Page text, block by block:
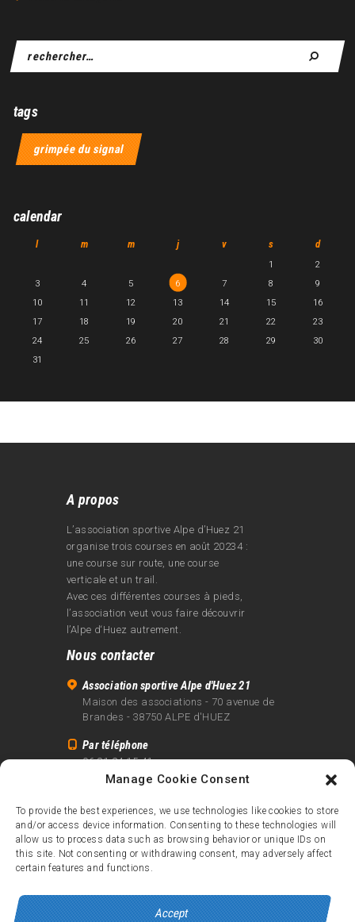
Manage Cookie Consent
To provide the best experiences, we use technologies like cookies to store
and/or access device information. Consenting to these technologies will
allow us to process data such as browsing behavior or unique IDs on
this site. Not consenting or withdrawing consent, may adversely affect
certain features and functions.
Accept
tags
grimpée du signal
calendar
l m m j v s d
1
2
3
4 5 6 7 8
9
10
11 12 13 14 15
16
17
18 19 20 21 22
23
24
25 26 27 28 29
30
31
A propos
L’association sportive Alpe d’Huez 21
organise trois courses en août 20234 :
une course sur route, une course
verticale et un trail.
Avec ces différentes courses à pieds,
l’association veut vous faire découvrir
l’Alpe d‘Huez autrement.
Nous contacter
Association sportive Alpe d'Huez 21
Maison des associations - 70 avenue de
Brandes - 38750 ALPE d'HUEZ
Par téléphone
06 81 24 15 41
info@alpe21.fr
Mentions légales
Contact
crédits